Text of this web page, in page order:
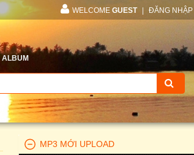
WELCOME GUEST ĐĂNG NHẬP
ALBUM
MP3 MỚI UPLOAD